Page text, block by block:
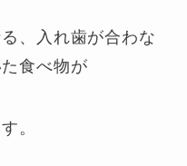
、入れ歯が合わな
食べ物が
。